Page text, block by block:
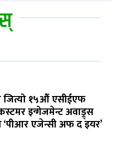
जित्यो १५औं एसीईएफ
इन्गेजमेन्ट अवाड्र्स
‘पीआर एजेन्सी अफ द इयर’